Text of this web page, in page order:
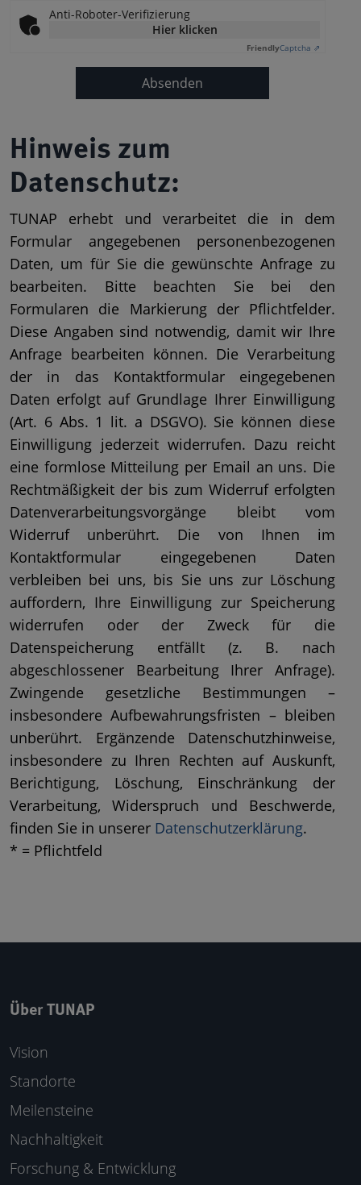
Anti-Roboter-Verifizierung
Hier klicken
FriendlyCaptcha ⇗
Hinweis zum
Datenschutz:
TUNAP erhebt und verarbeitet die in dem
Formular angegebenen personenbezogenen
Daten, um für Sie die gewünschte Anfrage zu
bearbeiten. Bitte beachten Sie bei den
Formularen die Markierung der Pflichtfelder.
Diese Angaben sind notwendig, damit wir Ihre
Anfrage bearbeiten können. Die Verarbeitung
der in das Kontaktformular eingegebenen
Daten erfolgt auf Grundlage Ihrer Einwilligung
(Art. 6 Abs. 1 lit. a DSGVO). Sie können diese
Einwilligung jederzeit widerrufen. Dazu reicht
eine formlose Mitteilung per Email an uns. Die
Rechtmäßigkeit der bis zum Widerruf erfolgten
Datenverarbeitungsvorgänge bleibt vom
Widerruf unberührt. Die von Ihnen im
Kontaktformular eingegebenen Daten
verbleiben bei uns, bis Sie uns zur Löschung
auffordern, Ihre Einwilligung zur Speicherung
widerrufen oder der Zweck für die
Datenspeicherung entfällt (z. B. nach
abgeschlossener Bearbeitung Ihrer Anfrage).
Zwingende gesetzliche Bestimmungen –
insbesondere Aufbewahrungsfristen – bleiben
unberührt. Ergänzende Datenschutzhinweise,
insbesondere zu Ihren Rechten auf Auskunft,
Berichtigung, Löschung, Einschränkung der
Verarbeitung, Widerspruch und Beschwerde,
finden Sie in unserer Datenschutzerklärung.
* = Pflichtfeld
Über TUNAP
Vision
Standorte
Meilensteine
Nachhaltigkeit
Forschung & Entwicklung